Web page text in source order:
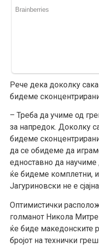
Рече дека доколку
бидеме
– Треба да учиме од
за напредок. Доколку
бидеме
да се обидеме да
едноставно да
ќе бидеме комплетни,
Јагуриновски не е
Оптимистички
голманот Никола
ќе биде македонските
бројот на технички